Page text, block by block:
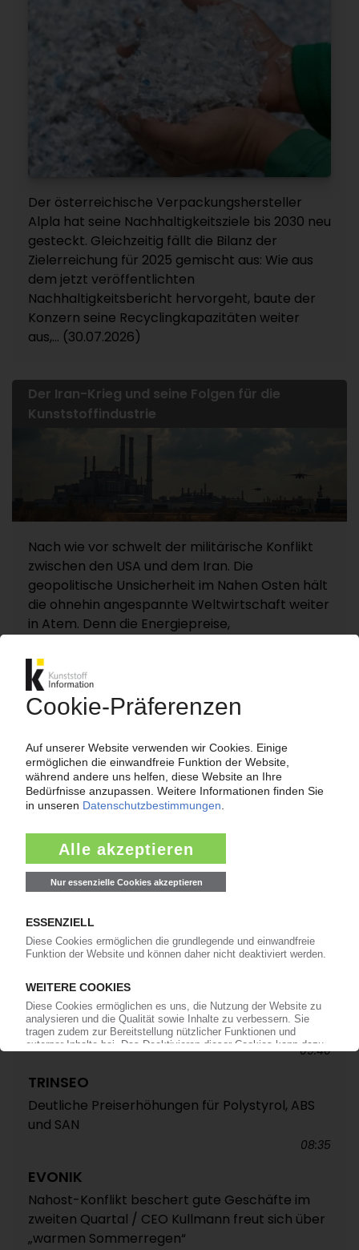
Der österreichische Verpackungshersteller
Alpla hat seine Nachhaltigkeitsziele bis 2030 neu
gesteckt. Gleichzeitig fällt die Bilanz der
Zielerreichung für 2025 gemischt aus: Wie aus
dem jetzt veröffentlichten
Nachhaltigkeitsbericht hervorgeht, baute der
Konzern seine Recyclingkapazitäten weiter
aus,... (30.07.2026)
Der Iran-Krieg und seine Folgen für die
Kunststoffindustrie
Nach wie vor schwelt der militärische Konflikt
zwischen den USA und dem Iran. Die
geopolitische Unsicherheit im Nahen Osten hält
die ohnehin angespannte Weltwirtschaft weiter
in Atem. Denn die Energiepreise,
reagieren empfindlich auf jede neue Turbulenz.
KI – Kunststoff Information dokumentiert und
analysiert die für die Polymermärkte
entscheidenden Entwicklungen rund um die
Straße von Hormus auf einer eigenen
Themenseite „Nahost-Konflikt“.
Nachrichten
EUROPÄISCHE ABFALLWIRTSCHAFT
EU-Kommission wirft Mitgliedstaaten
Versäumnisse bei der Umsetzung
abfallrechtlicher Vorschriften vor
INSOLVENZEN
Antrag: Karl Hess GmbH & Co KG
09:40
TRINSEO
Deutliche Preiserhöhungen für Polystyrol, ABS
und SAN
08:35
EVONIK
Nahost-Konflikt beschert gute Geschäfte im
zweiten Quartal / CEO Kullmann freut sich über
„warmen Sommerregen“